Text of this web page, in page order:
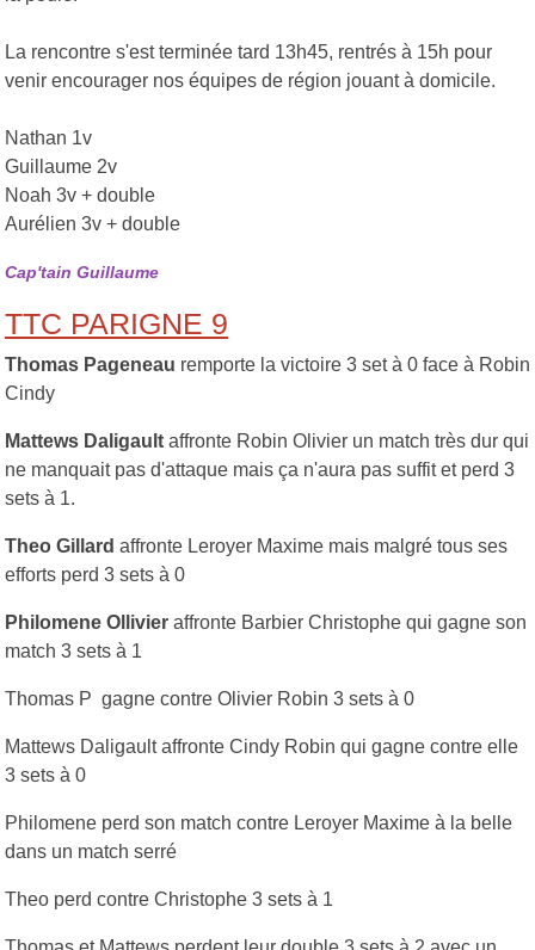
La rencontre s'est terminée tard 13h45, rentrés à 15h pour
venir encourager nos équipes de région jouant à domicile.
Nathan 1v
Guillaume 2v
Noah 3v + double
Aurélien 3v + double
Cap'tain Guillaume
TTC PARIGNE 9
Thomas Pageneau remporte la victoire 3 set à 0 face à Robin
Cindy
Mattews Daligault affronte Robin Olivier un match très dur qui
ne manquait pas d'attaque mais ça n'aura pas suffit et perd 3
sets à 1.
Theo Gillard affronte Leroyer Maxime mais malgré tous ses
efforts perd 3 sets à 0
Philomene Ollivier affronte Barbier Christophe qui gagne son
match 3 sets à 1
Thomas P gagne contre Olivier Robin 3 sets à 0
Mattews Daligault affronte Cindy Robin qui gagne contre elle
3 sets à 0
Philomene perd son match contre Leroyer Maxime à la belle
dans un match serré
Theo perd contre Christophe 3 sets à 1